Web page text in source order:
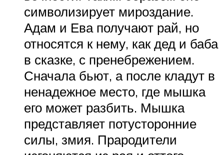
символизирует мироздание.
Адам и Ева получают рай, но
относятся к нему, как дед и баба
в сказке, с пренебрежением.
Сначала бьют, а после кладут в
ненадежное место, где мышка
его может разбить. Мышка
представляет потусторонние
силы, змия. Прародители